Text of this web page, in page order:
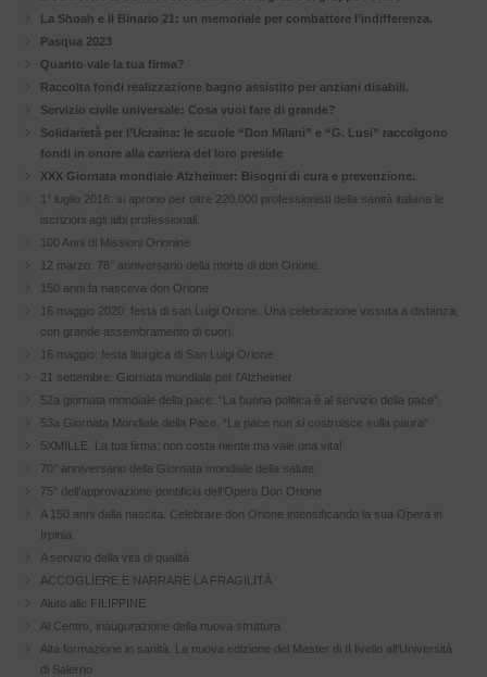
La Shoah e il Binario 21: un memoriale per combattere l’indifferenza.
Pasqua 2023
Quanto vale la tua firma?
Raccolta fondi realizzazione bagno assistito per anziani disabili.
Servizio civile universale: Cosa vuoi fare di grande?
Solidarietà per l’Ucraina: le scuole “Don Milani” e “G. Lusi” raccolgono
fondi in onore alla carriera del loro preside
XXX Giornata mondiale Alzheimer: Bisogni di cura e prevenzione.
1° luglio 2018: si aprono per oltre 220.000 professionisti della sanità italiana le
iscrizioni agli albi professionali.
100 Anni di Missioni Orionine
12 marzo: 78° anniversario della morte di don Orione.
150 anni fa nasceva don Orione
16 maggio 2020: festa di san Luigi Orione. Una celebrazione vissuta a distanza,
con grande assembramento di cuori.
16 maggio: festa liturgica di San Luigi Orione
21 settembre. Giornata mondiale per l’Alzheimer
52a giornata mondiale della pace: “La buona politica è al servizio della pace”.
53a Giornata Mondiale della Pace. “La pace non si costruisce sulla paura”
5XMILLE. La tua firma: non costa niente ma vale una vita!
70° anniversario della Giornata mondiale della salute.
75° dell’approvazione pontificia dell’Opera Don Orione
A 150 anni dalla nascita. Celebrare don Orione intensificando la sua Opera in
Irpinia
A servizio della vita di qualità
ACCOGLIERE E NARRARE LA FRAGILITÀ
Aiuto alle FILIPPINE
Al Centro, inaugurazione della nuova struttura
Alta formazione in sanità. La nuova edizione del Master di II livello all’Università
di Salerno